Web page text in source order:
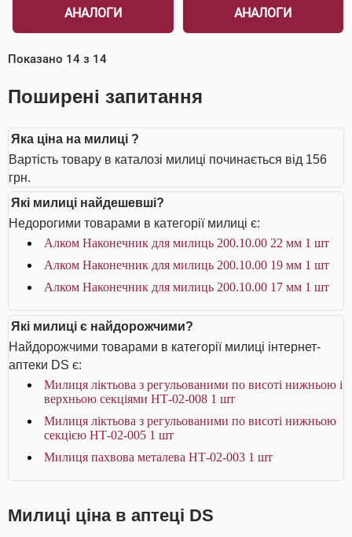
АНАЛОГИ АНАЛОГИ
Показано 14 з 14
Поширені запитання
Яка ціна на милиці ?
Вартість товару в каталозі милиці починається від 156
грн.
Які милиці найдешевші?
Недорогими товарами в категорії милиці є:
Алком Наконечник для милиць 200.10.00 22 мм 1 шт
Алком Наконечник для милиць 200.10.00 19 мм 1 шт
Алком Наконечник для милиць 200.10.00 17 мм 1 шт
Які милиці є найдорожчими?
Найдорожчими товарами в категорії милиці інтернет-
аптеки DS є:
Милиця ліктьова з регульованими по висоті нижньою і
верхньою секціями НТ-02-008 1 шт
Милиця ліктьова з регульованими по висоті нижньою
секцією НТ-02-005 1 шт
Милиця пахвова металева НТ-02-003 1 шт
Милиці ціна в аптеці DS